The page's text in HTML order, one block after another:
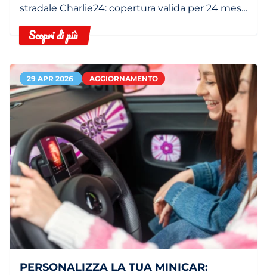
stradale Charlie24: copertura valida per 24 mesi,
interventi sul posto 24 ore su 24
Scopri di più
29 APR 2026 AGGIORNAMENTO
PERSONALIZZA LA TUA MINICAR: